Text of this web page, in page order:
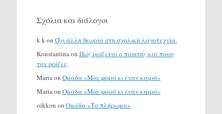
Σχόλια και διάλογοι
k k on Όχι άλλη θεωρία στη σχολική λογοτεχνία.
Konstantina on Πώς ορίζεται ο ποιητής και ποιος
τον ορίζει;
Maria on Ομάδα «Μια φορά κι έναν καιρό»
Maria on Ομάδα «Μια φορά κι έναν καιρό»
oikkon on Ομάδα «Το πλήρωμα»